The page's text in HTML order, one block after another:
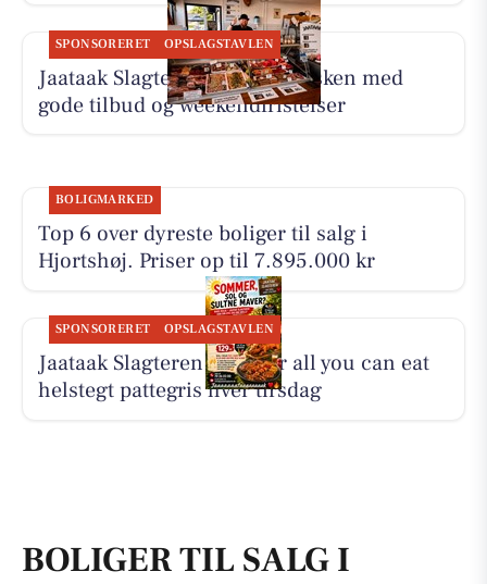
SPONSORERET OPSLAGSTAVLEN
Jaataak Slagteren har fyldt disken med
gode tilbud og weekendfristelser
BOLIGMARKED
Top 6 over dyreste boliger til salg i
Hjortshøj. Priser op til 7.895.000 kr
SPONSORERET OPSLAGSTAVLEN
Jaataak Slagteren serverer all you can eat
helstegt pattegris hver tirsdag
BOLIGER TIL SALG I